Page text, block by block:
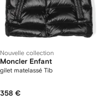
Nouvelle collection
Moncler Enfant
gilet matelassé Tib
358 €